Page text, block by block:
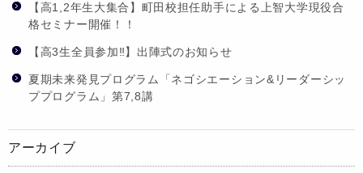
【高1,2年生大集合】町田校担任助手による上智大学現役合
格セミナー開催！！
【高3生全員参加‼】出陣式のお知らせ
夏期未来発見プログラム「ネゴシエーション&リーダーシッ
ププログラム」第7,8講
アーカイブ